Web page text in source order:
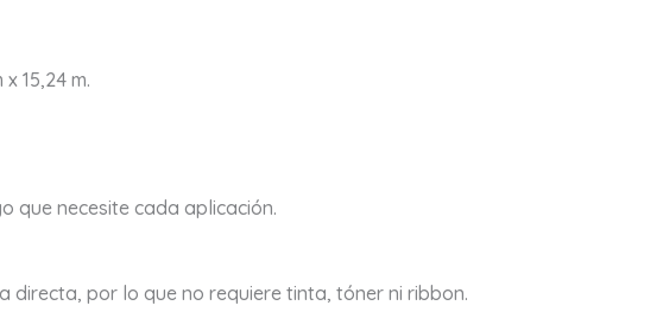
15,24 m.
que necesite cada aplicación.
directa, por lo que no requiere tinta, tóner ni ribbon.